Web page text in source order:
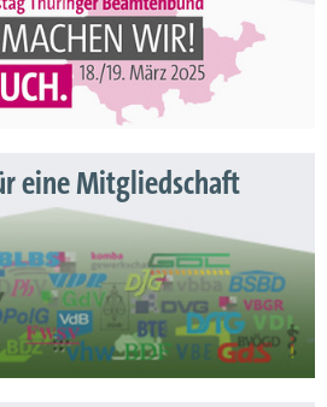
eine Mitgliedschaft